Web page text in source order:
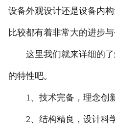
设备外观设计还是设备内
比较都有着非常大的进步与
这里我们就来详细的了
的特性吧。
1、技术完备，理念创新
2、结构精良，设计科